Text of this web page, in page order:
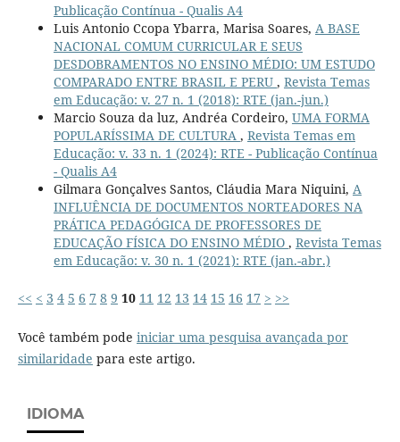
Publicação Contínua - Qualis A4
Luis Antonio Ccopa Ybarra, Marisa Soares, A BASE
NACIONAL COMUM CURRICULAR E SEUS
DESDOBRAMENTOS NO ENSINO MÉDIO: UM ESTUDO
COMPARADO ENTRE BRASIL E PERU , Revista Temas
em Educação: v. 27 n. 1 (2018): RTE (jan.-jun.)
Marcio Souza da luz, Andréa Cordeiro, UMA FORMA
POPULARÍSSIMA DE CULTURA , Revista Temas em
Educação: v. 33 n. 1 (2024): RTE - Publicação Contínua
- Qualis A4
Gilmara Gonçalves Santos, Cláudia Mara Niquini, A
INFLUÊNCIA DE DOCUMENTOS NORTEADORES NA
PRÁTICA PEDAGÓGICA DE PROFESSORES DE
EDUCAÇÃO FÍSICA DO ENSINO MÉDIO , Revista Temas
em Educação: v. 30 n. 1 (2021): RTE (jan.-abr.)
<< < 3 4 5 6 7 8 9 10 11 12 13 14 15 16 17 > >>
Você também pode iniciar uma pesquisa avançada por
similaridade para este artigo.
IDIOMA